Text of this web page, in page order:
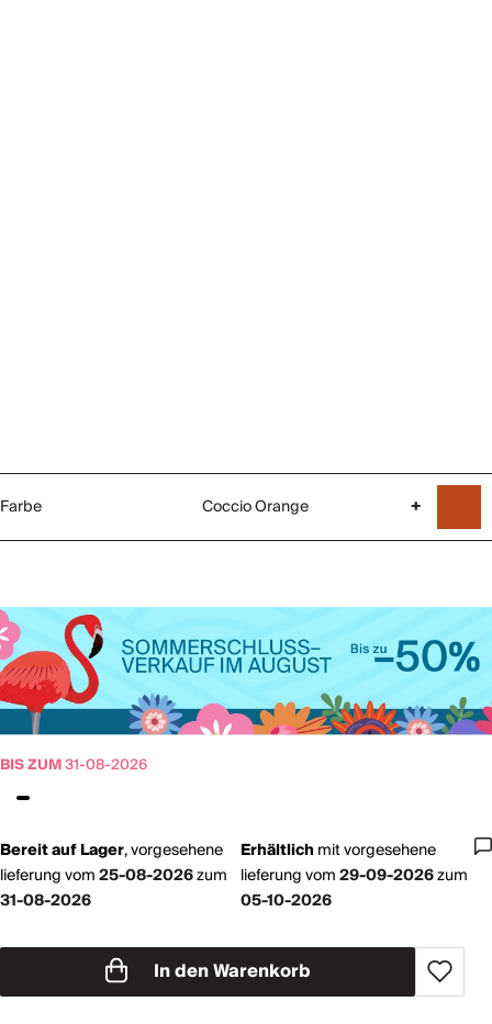
Farbe Coccio Orange +
BIS ZUM31-08-2026
Bereit auf Lager,vorgesehene
lieferung vom25-08-2026zum
31-08-2026
Erhältlich mitvorgesehene
lieferung vom29-09-2026zum
05-10-2026
In den Warenkorb